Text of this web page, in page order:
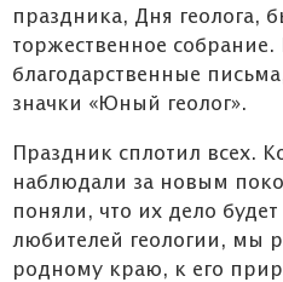
праздника, Дня геолога,
торжественное
благодарственные
значки «Юный геолог».
Праздник сплотил всех.
наблюдали за новым
поняли, что их дело
любителей геологии, мы
родному краю, к его